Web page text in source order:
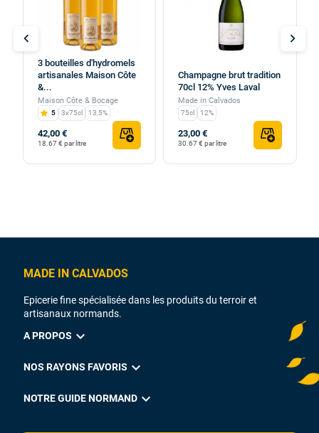
3 bouteilles d'hydromels
artisanales Maison Côte
&...
Maison Côte & Bocage
5 3x75cl 13,5%
42,00 €
18.67 € par litre
Champagne brut tradition
70cl 12% Yves Laval
Made in Calvados
75cl 12%
23,00 €
30.67 € par litre
chevron_left chevron_right
MADE IN CALVADOS
Epicerie fine spécialisée dans les produits du terroir et
artisanaux normands.
A PROPOS expand_more
NOS RAYONS FAVORIS expand_more
NOTRE GUIDE NORMAND expand_more